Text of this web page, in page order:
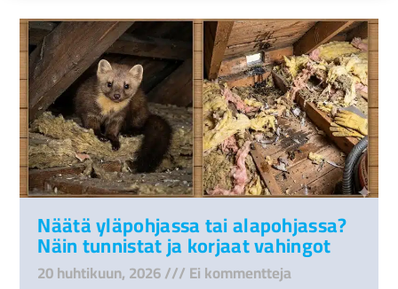
Näätä yläpohjassa tai alapohjassa?
Näin tunnistat ja korjaat vahingot
20 huhtikuun, 2026 Ei kommentteja